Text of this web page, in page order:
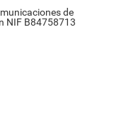
de
NIF B84758713